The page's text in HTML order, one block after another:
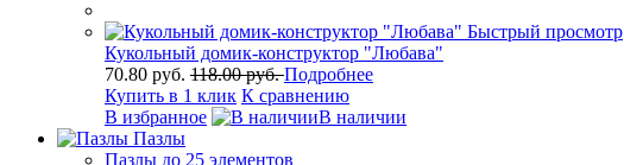
Быстрый просмотр
Кукольный домик-конструктор "Любава"
70.80 руб. 118.00 руб.Подробнее
Купить в 1 клик К сравнению
В избранное
В наличии
Пазлы
Пазлы до 25 элементов